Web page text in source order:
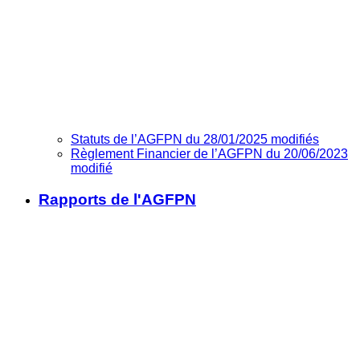
Statuts de l’AGFPN du 28/01/2025 modifiés
Règlement Financier de l’AGFPN du 20/06/2023
modifié
Rapports de l'AGFPN